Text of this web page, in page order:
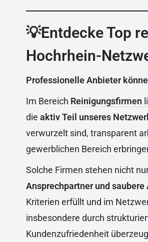
💡Entdecke Top
Hochrhein-
Professionelle Anbieter
Im Bereich Reinigungsfirmen
die aktiv Teil unseres
verwurzelt sind, transparent
gewerblichen Bereich
Solche Firmen stehen nicht
Ansprechpartner und saubere
Kriterien erfüllt und im
insbesondere durch
Kundenzufriedenheit